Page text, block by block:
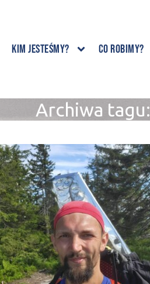
Kim jesteśmy? Co robimy?
Archiwa tagu: